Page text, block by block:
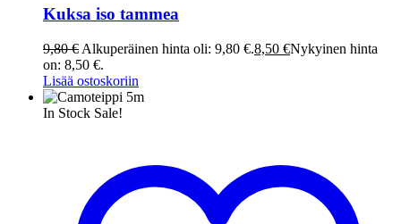
Kuksa iso tammea
9,80€ Alkuperäinen hinta oli: 9,80 €.8,50 €Nykyinen hinta
on: 8,50 €.
Lisää ostoskoriin
In Stock Sale!